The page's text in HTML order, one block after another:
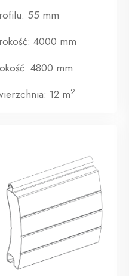
55 mm
4000 mm
4800 mm
12 m2